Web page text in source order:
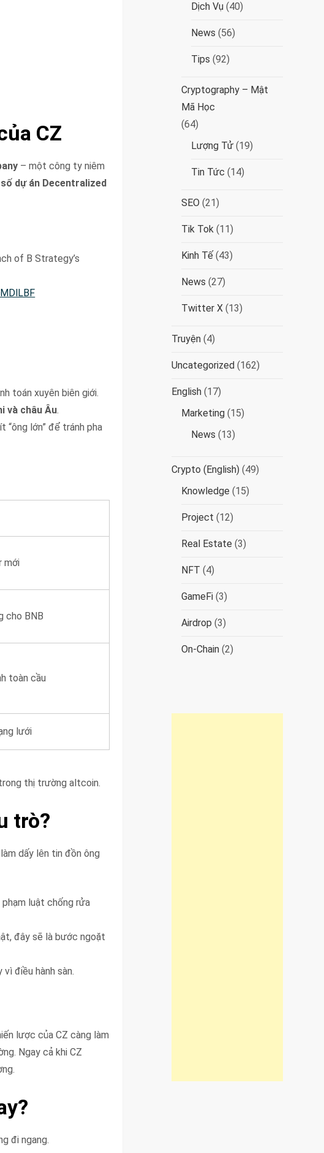
CZ
– một công ty niêm
dự án Decentralized
of B Strategy’s
toán xuyên biên giới.
và châu Âu.
“ông lớn” để tránh pha
mới
cho BNB
toàn cầu
lưới
thị trường altcoin.
trò?
dấy lên tin đồn ông
luật chống rửa
đây sẽ là bước ngoặt
điều hành sàn.
lược của CZ càng làm
Ngay cả khi CZ
đi ngang.
Dịch Vụ (40)
News (56)
Tips (92)
Cryptography – Mật
Mã Học
(64)
Lượng Tử (19)
Tin Tức (14)
SEO (21)
Tik Tok (11)
Kinh Tế (43)
News (27)
Twitter X (13)
Truyện (4)
Uncategorized (162)
English (17)
Marketing (15)
News (13)
Crypto (English) (49)
Knowledge (15)
Project (12)
Real Estate (3)
NFT (4)
GameFi (3)
Airdrop (3)
On-Chain (2)